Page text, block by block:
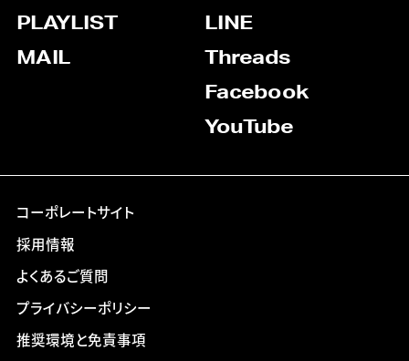
PLAYLIST
MAIL
LINE
Threads
Facebook
YouTube
コーポレートサイト
採用情報
よくあるご質問
プライバシーポリシー
推奨環境と免責事項